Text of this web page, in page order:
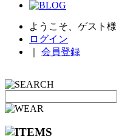
ようこそ、ゲスト
ログイン
会員登録